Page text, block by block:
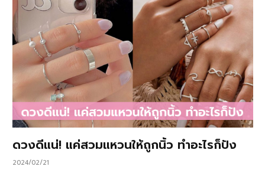
ดวงดีแน่! แค่สวมแหวนให้ถูกนิ้ว ทำอะไรก็ปัง
2024/02/21